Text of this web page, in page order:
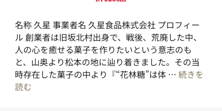
名称 久星 事業者名 久星食品株式会社 プロフィー
ル 創業者は旧坂北村出身で、戦後、荒廃した中、
人の心を癒せる菓子を作りたいという意志のも
と、山奥より松本の地に辿り着きました。その当
時存在した菓子の中より『“花林糖”は体 … 続きを
読む